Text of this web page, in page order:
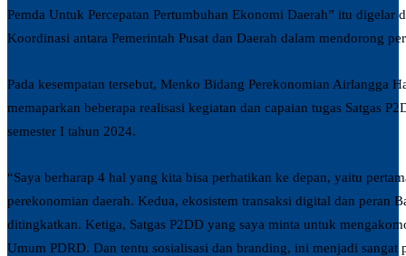
Pemda Untuk Percepatan Pertumbuhan Ekonomi Daerah” itu
Koordinasi antara Pemerintah Pusat dan Daerah dalam mendorong
Pada kesempatan tersebut, Menko Bidang Perekonomian Airlangga
memaparkan beberapa realisasi kegiatan dan capaian tugas Satgas
semester I tahun 2024.
“Saya berharap 4 hal yang kita bisa perhatikan ke depan, yaitu
perekonomian daerah. Kedua, ekosistem transaksi digital dan peran
ditingkatkan. Ketiga, Satgas P2DD yang saya minta untuk
Umum PDRD. Dan tentu sosialisasi dan branding, ini menjadi sangat